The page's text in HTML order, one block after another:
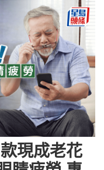
現成老花